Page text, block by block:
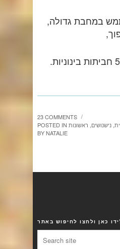
במחבת גדולה,
23 COMMENTS /
POSTED IN נישנושים ראשונות
BYNATALIE
כאן ולחצו לחיפוש באתר